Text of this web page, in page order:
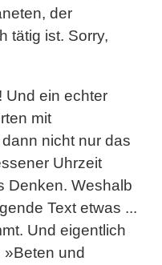
der
tätig ist. Sorry,
Und ein echter
mit
nicht nur das
Uhrzeit
Denken. Weshalb
Text etwas ...
Und eigentlich
und